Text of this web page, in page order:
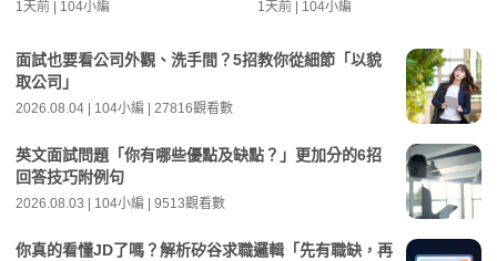
1天前 | 104小編 1天前 | 104小編
面試也要看公司外觀、洗手間？5招教你從細節「以貌
取公司」
2026.08.04 | 104小編 | 27816觀看數
英文面試問題「你有哪些優點及缺點？」更加分的6招
回答技巧附例句
2026.08.03 | 104小編 | 9513觀看數
你真的看懂JD了嗎？解析矽谷求職邏輯「先有職缺，再